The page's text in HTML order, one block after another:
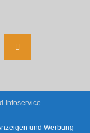
Infoservice
und Werbung